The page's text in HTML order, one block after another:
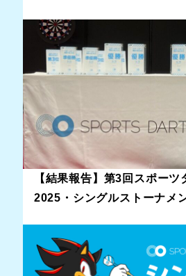
【結果報告】第3回スポー
2025・シングルストーナメ